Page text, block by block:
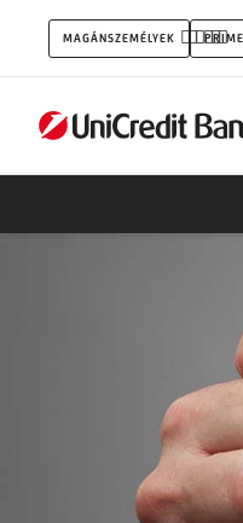
Elismerések
MAGÁNSZEMÉLYEK PRIME